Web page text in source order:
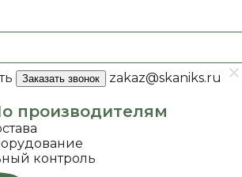
Заказать звонок zakaz@skaniks.ru
производителям
контроль